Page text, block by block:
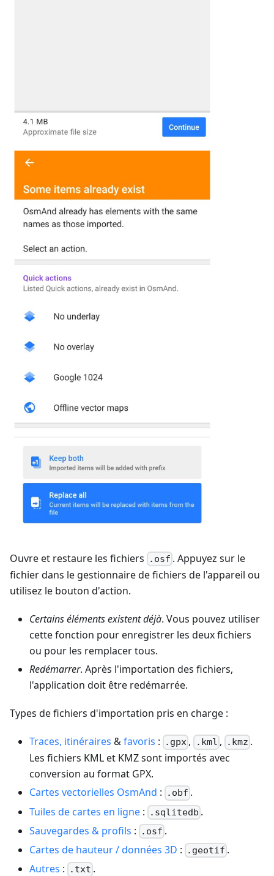
Ouvre et restaure les fichiers .osf . Appuyez sur le
fichier dans le gestionnaire de fichiers de l'appareil ou
utilisez le bouton d'action.
Certains éléments existent déjà. Vous pouvez utiliser
cette fonction pour enregistrer les deux fichiers
ou pour les remplacer tous.
Redémarrer. Après l'importation des fichiers,
l'application doit être redémarrée.
Types de fichiers d'importation pris en charge :
Traces, itinéraires &favoris : .gpx , .kml , .kmz .
Les fichiers KML et KMZ sont importés avec
conversion au format GPX.
Cartes vectorielles OsmAnd : .obf .
Tuiles de cartes en ligne : .sqlitedb .
Sauvegardes & profils : .osf .
Cartes de hauteur / données 3D : .geotif .
Autres : .txt .